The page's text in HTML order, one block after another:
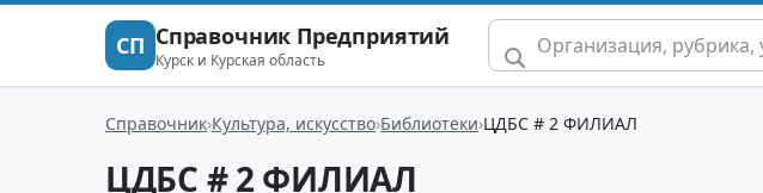
СП Справочник Предприятий
Курск и Курская область
Справочник Культура, искусство Библиотеки ЦДБС # 2 ФИЛИАЛ
ЦДБС # 2 ФИЛИАЛ